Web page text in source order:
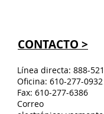
CONTACTO >
Línea directa: 888-
Oficina: 610-277-0932
Fax: 610-277-6386
Correo